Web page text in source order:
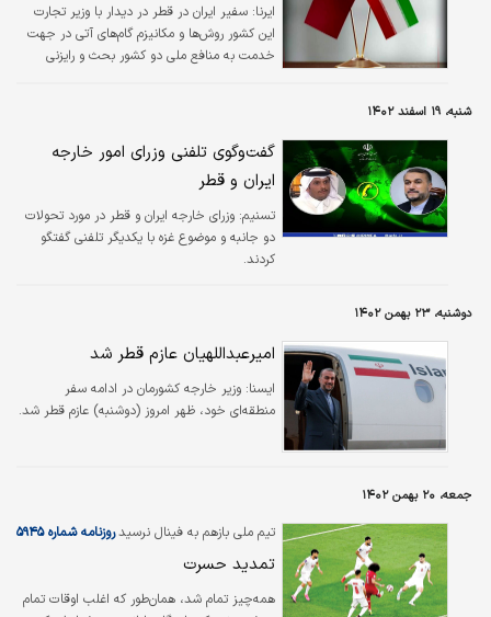
ایرنا: سفیر ایران در قطر در دیدار با وزیر تجارت
این کشور روش‌ها و مکانیزم گام‌های آتی در جهت
خدمت به منافع ملی دو کشور بحث و رایزنی
شنبه، ۱۹ اسفند ۱۴۰۲
گفت‌و‌گوی تلفنی وزرای امور خارجه
ایران و قطر
تسنیم: وزرای خارجه ایران و قطر در مورد تحولات
دو جانبه و موضوع غزه با یکدیگر تلفنی گفتگو
کردند.
دوشنبه، ۲۳ بهمن ۱۴۰۲
امیرعبداللهیان عازم قطر شد
ایسنا: وزیر خارجه کشورمان در ادامه سفر
منطقه‌ای خود، ظهر امروز (دوشنبه) عازم قطر شد.
جمعه، ۲۰ بهمن ۱۴۰۲
تیم ملی بازهم به فینال نرسید روزنامه شماره ۵۹۴۵
تمدید حسرت
همه‌چیز تمام شد، همان‌طور که اغلب اوقات تمام